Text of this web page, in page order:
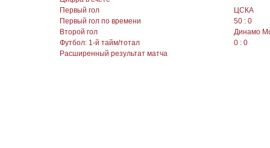
Первый гол
ЦСКА
Первый гол по времени
50 : 0
Второй гол
Динамо
Футбол: 1-й тайм/тотал
0 : 0
Расширенный результат матча